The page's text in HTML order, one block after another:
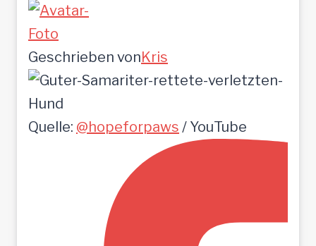
Geschrieben vonKris
Quelle: @hopeforpaws / YouTube